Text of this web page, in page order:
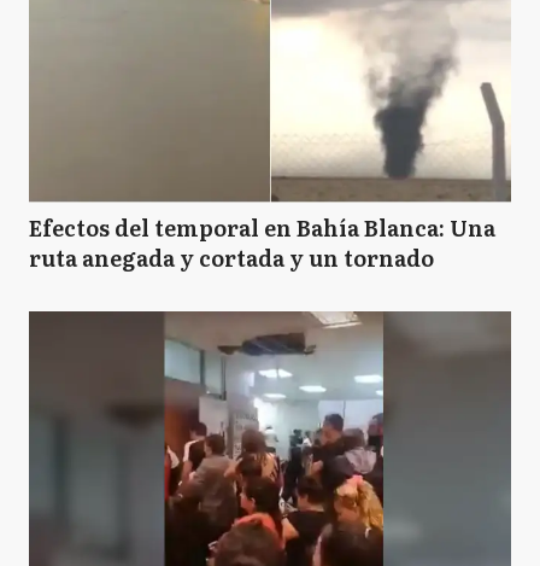
Efectos del temporal en Bahía Blanca: Una
ruta anegada y cortada y un tornado